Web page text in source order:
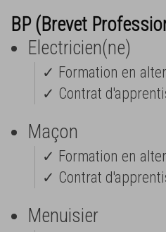
BP (Brevet
Electricien(ne)
✓ Formation en
✓ Contrat
Maçon
✓ Formation en
✓ Contrat
Menuisier